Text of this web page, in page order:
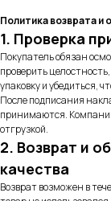
Политика возврата и
1. Проверка
Покупатель обязан
проверить
упаковку и убедиться,
После подписания
принимаются.
отгрузкой.
2. Возврат и
качества
Возврат возможен в